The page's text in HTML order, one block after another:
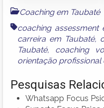
Coaching em Taubaté
coaching assessment
carreira em Taubaté,
Taubaté, coaching
orientação profissional
Pesquisas
Whatsapp Focus